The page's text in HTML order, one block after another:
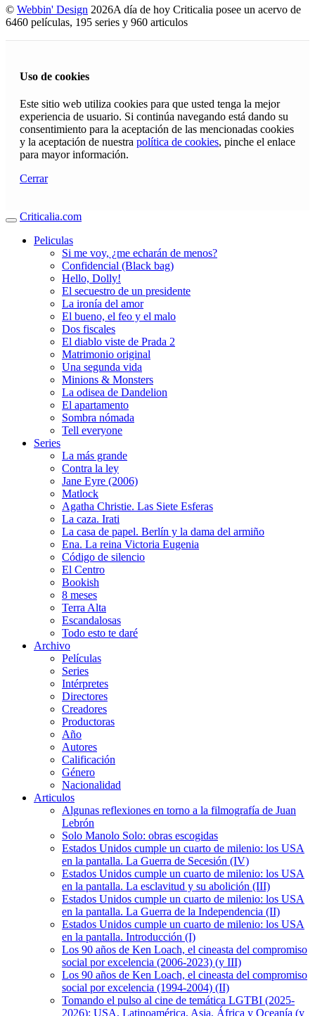
© Webbin' Design 2026A día de hoy Criticalia posee un acervo de
6460 películas, 195 series y 960 articulos
Uso de cookies
Este sitio web utiliza cookies para que usted tenga la mejor
experiencia de usuario. Si continúa navegando está dando su
consentimiento para la aceptación de las mencionadas cookies
y la aceptación de nuestra política de cookies, pinche el enlace
para mayor información.
Cerrar
Criticalia.com
Peliculas
Si me voy, ¿me echarán de menos?
Confidencial (Black bag)
Hello, Dolly!
El secuestro de un presidente
La ironía del amor
El bueno, el feo y el malo
Dos fiscales
El diablo viste de Prada 2
Matrimonio original
Una segunda vida
Minions & Monsters
La odisea de Dandelion
El apartamento
Sombra nómada
Tell everyone
Series
La más grande
Contra la ley
Jane Eyre (2006)
Matlock
Agatha Christie. Las Siete Esferas
La caza. Irati
La casa de papel. Berlín y la dama del armiño
Ena. La reina Victoria Eugenia
Código de silencio
El Centro
Bookish
8 meses
Terra Alta
Escandalosas
Todo esto te daré
Archivo
Películas
Series
Intérpretes
Directores
Creadores
Productoras
Año
Autores
Calificación
Género
Nacionalidad
Articulos
Algunas reflexiones en torno a la filmografía de Juan
Lebrón
Solo Manolo Solo: obras escogidas
Estados Unidos cumple un cuarto de milenio: los USA
en la pantalla. La Guerra de Secesión (IV)
Estados Unidos cumple un cuarto de milenio: los USA
en la pantalla. La esclavitud y su abolición (III)
Estados Unidos cumple un cuarto de milenio: los USA
en la pantalla. La Guerra de la Independencia (II)
Estados Unidos cumple un cuarto de milenio: los USA
en la pantalla. Introducción (I)
Los 90 años de Ken Loach, el cineasta del compromiso
social por excelencia (2006-2023) (y III)
Los 90 años de Ken Loach, el cineasta del compromiso
social por excelencia (1994-2004) (II)
Tomando el pulso al cine de temática LGTBI (2025-
2026): USA, Latinoamérica, Asia, África y Oceanía (y